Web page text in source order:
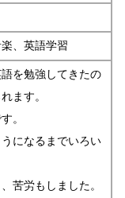
、英語学習
を勉強してきたの
ます。
。
になるまでいろい
苦労もしました。